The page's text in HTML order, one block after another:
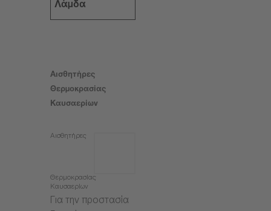
Λάμδα
Αισθητήρες
Θερμοκρασίας
Καυσαερίων
Αισθητήρες
Θερμοκρασίας
Καυσαερίων
Για την προστασία